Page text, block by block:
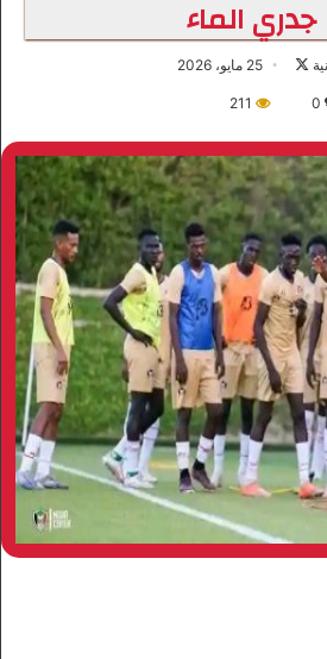
جدري الماء
ع
ى
X
25 مايو، 2026
0
211